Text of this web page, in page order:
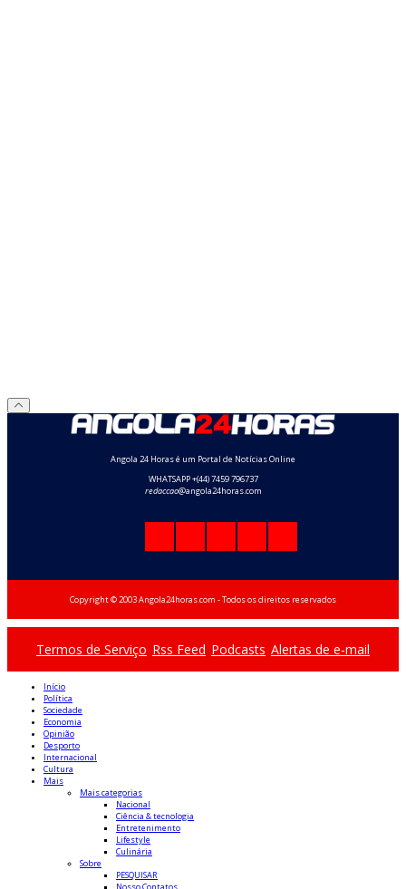
Angola 24 Horas é um Portal de Notícias Online
WHATSAPP +(44) 7459 796737
redaccao@angola24horas.com
Copyright © 2003 Angola24horas.com - Todos os direitos reservados
Termos de Serviço Rss Feed Podcasts Alertas de e-mail
Início
Política
Sociedade
Economia
Opinião
Desporto
Internacional
Cultura
Mais
Mais categorias
Nacional
Ciência & tecnologia
Entretenimento
Lifestyle
Culinária
Sobre
PESQUISAR
Nosso Contatos